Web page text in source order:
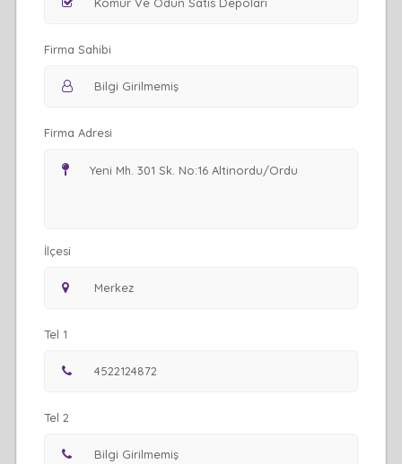
Firma Sahibi
Firma Adresi
İlçesi
Tel 1
Tel 2